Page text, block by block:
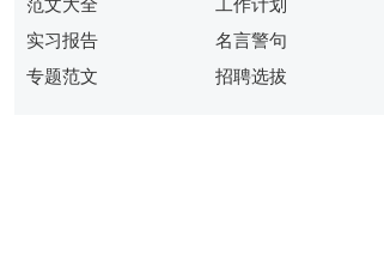
发言稿
范文大全
工作计划
实习报告
名言警句
专题范文
招聘选拔